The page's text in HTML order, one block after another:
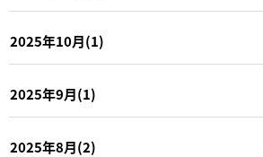
2025年10月(1)
2025年9月(1)
2025年8月(2)